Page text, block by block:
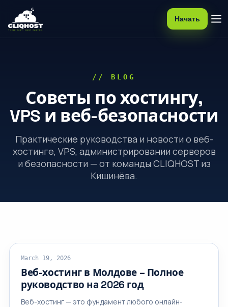
Начать
// BLOG
Советы по хостингу,
VPS и веб-безопасности
Практические руководства и новости о веб-
хостинге, VPS, администрировании серверов
и безопасности — от команды CLIQHOST из
Кишинёва.
ОБЛАЧНЫЙ ХОСТИНГ
March 19, 2026
Веб-хостинг в Молдове – Полное
руководство на 2026 год
Веб-хостинг — это фундамент любого онлайн-